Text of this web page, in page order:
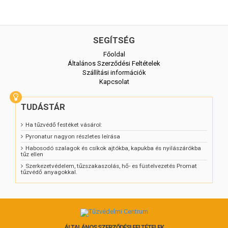
SEGÍTSÉG
Főoldal
Általános Szerződési Feltételek
Szállítási információk
Kapcsolat
TUDÁSTÁR
Ha tűzvédő festéket vásárol:
Pyronatur nagyon részletes leírása
Habosodó szalagok és csíkok ajtókba, kapukba és nyilászárókba
tűz ellen
Szerkezetvédelem, tűzszakaszolás, hő- es füstelvezetés Promat
tűzvédő anyagokkal.